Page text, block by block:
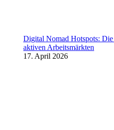
Digital Nomad Hotspots: Die
aktiven Arbeitsmärkten
17. April 2026